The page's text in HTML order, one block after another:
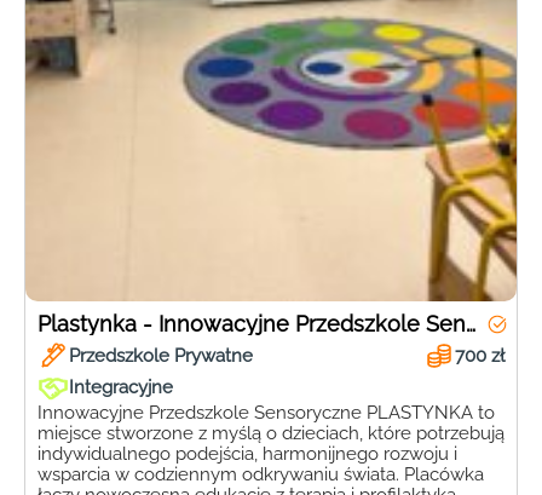
Plastynka - Innowacyjne Przedszkole Sensoryczne
Przedszkole Prywatne
700 zł
Integracyjne
Innowacyjne Przedszkole Sensoryczne PLASTYNKA to
miejsce stworzone z myślą o dzieciach, które potrzebują
indywidualnego podejścia, harmonijnego rozwoju i
wsparcia w codziennym odkrywaniu świata. Placówka